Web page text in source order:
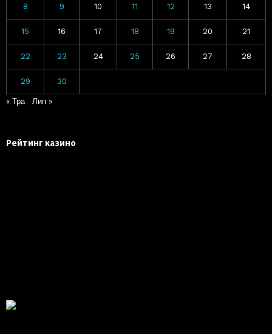
8 9 10 11 12 13 14
15 16 17 18 19 20 21
22 23 24 25 26 27 28
29 30
« Тра Лип »
Рейтинг казино